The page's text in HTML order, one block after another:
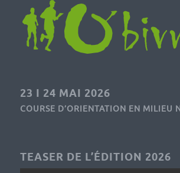
23 I 24 MAI 2026
COURSE D’ORIENTATION EN MILIEU
TEASER DE L’ÉDITION 2026